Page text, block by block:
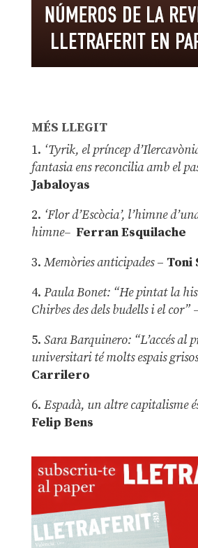
MÉS LLEGIT
1. ‘Tyrik, el príncep
fantasia ens reconcilia amb el
Jabaloyas
2. ‘Flor d’Escòcia’, l’himne
himne– Ferran Esquilache
3. Memòries anticipades– Toni
4. Paula Bonet: “He pintat la
Chirbes des dels budells i el cor”
5. Sara Barquinero: “L’accés al
universitari té molts espais
Carrilero
6. Espadà, un altre capitalisme
Felip Bens